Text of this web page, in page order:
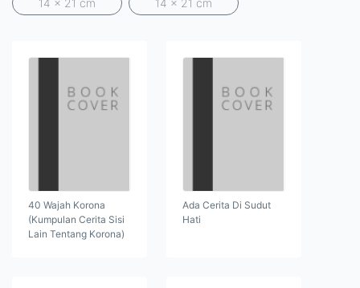
14 x 21 cm 14 x 21 cm
40 Wajah Korona
(Kumpulan Cerita Sisi
Lain Tentang Korona)
Ada Cerita Di Sudut
Hati